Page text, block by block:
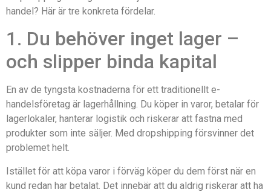
handel? Här är tre konkreta fördelar.
1. Du behöver inget lager –
och slipper binda kapital
En av de tyngsta kostnaderna för ett traditionellt e-
handelsföretag är lagerhållning. Du köper in varor, betalar för
lagerlokaler, hanterar logistik och riskerar att fastna med
produkter som inte säljer. Med dropshipping försvinner det
problemet helt.
Istället för att köpa varor i förväg köper du dem först när en
kund redan har betalat. Det innebär att du aldrig riskerar att ha